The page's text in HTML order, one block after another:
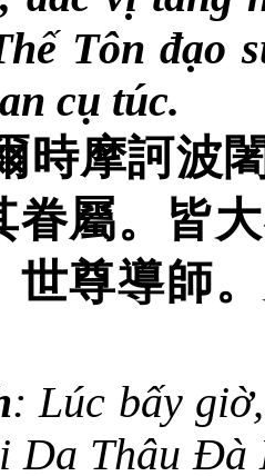
Tôn đạo
cụ túc.
時摩訶波
眷屬。皆
世尊導師
: Lúc bấy
Da Thâu Đà